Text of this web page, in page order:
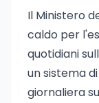
Il Ministero
caldo per
quotidiani
un sistema
giornaliera